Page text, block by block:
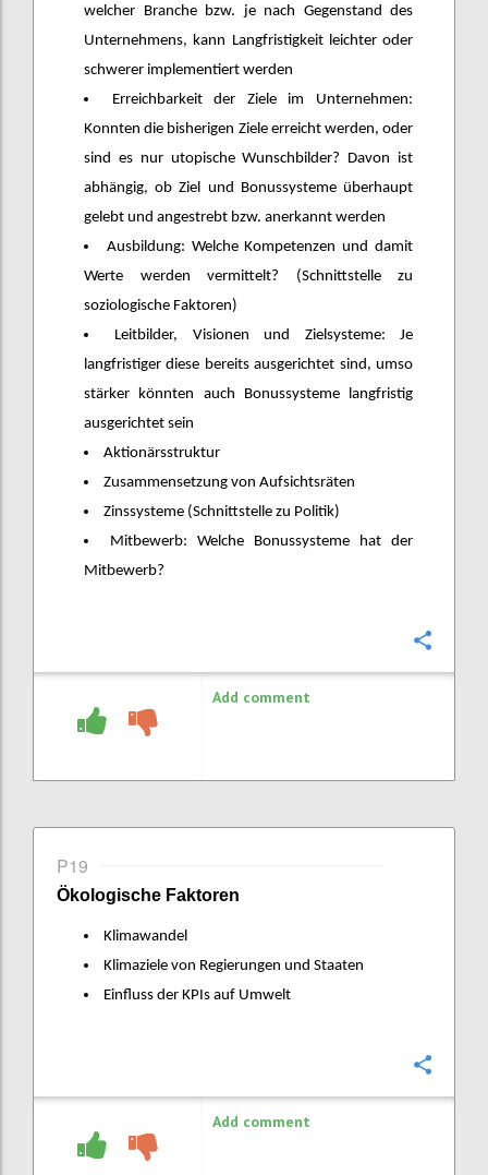
welcher Branche bzw. je nach Gegenstand des
Unternehmens, kann Langfristigkeit leichter oder
schwerer implementiert werden
Erreichbarkeit der Ziele im Unternehmen:
Konnten die bisherigen Ziele erreicht werden, oder
sind es nur utopische Wunschbilder? Davon ist
abhängig, ob Ziel und Bonussysteme überhaupt
gelebt und angestrebt bzw. anerkannt werden
Ausbildung: Welche Kompetenzen und damit
Werte werden vermittelt? (Schnittstelle zu
soziologische Faktoren)
Leitbilder, Visionen und Zielsysteme: Je
langfristiger diese bereits ausgerichtet sind, umso
stärker könnten auch Bonussysteme langfristig
ausgerichtet sein
Aktionärsstruktur
Zusammensetzung von Aufsichtsräten
Zinssysteme (Schnittstelle zu Politik)
Mitbewerb: Welche Bonussysteme hat der
Mitbewerb?
Add comment
P19
Ökologische Faktoren
Klimawandel
Klimaziele von Regierungen und Staaten
Einfluss der KPIs auf Umwelt
Add comment